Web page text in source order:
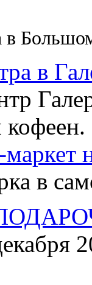
в
в
кофеен.
в